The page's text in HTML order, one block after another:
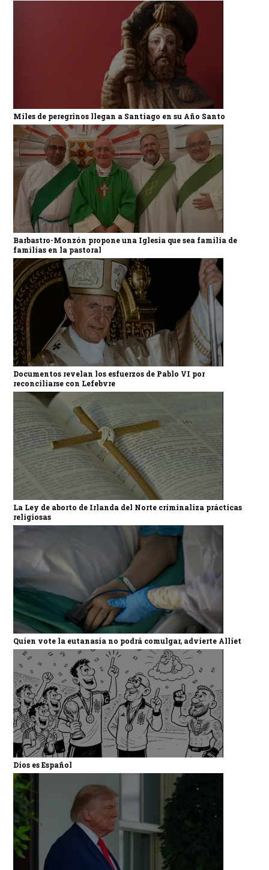
Miles de peregrinos llegan a Santiago en su Año Santo
Barbastro-Monzón propone una Iglesia que sea familia de
familias en la pastoral
Documentos revelan los esfuerzos de Pablo VI por
reconciliarse con Lefebvre
La Ley de aborto de Irlanda del Norte criminaliza prácticas
religiosas
Quien vote la eutanasia no podrá comulgar, advierte Alliet
Dios es Español